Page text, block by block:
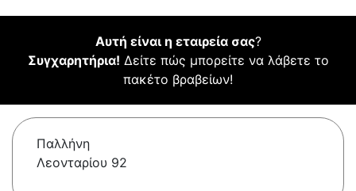
Αυτή είναι η εταιρεία σας?
Συγχαρητήρια! Δείτε πώς μπορείτε να λάβετε το
πακέτο βραβείων!
Παλλήνη
Λεονταρίου 92